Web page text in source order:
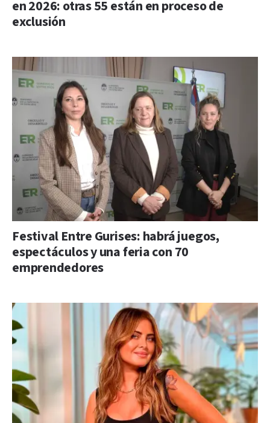
en 2026: otras 55 están en proceso de
exclusión
Festival Entre Gurises: habrá juegos,
espectáculos y una feria con 70
emprendedores